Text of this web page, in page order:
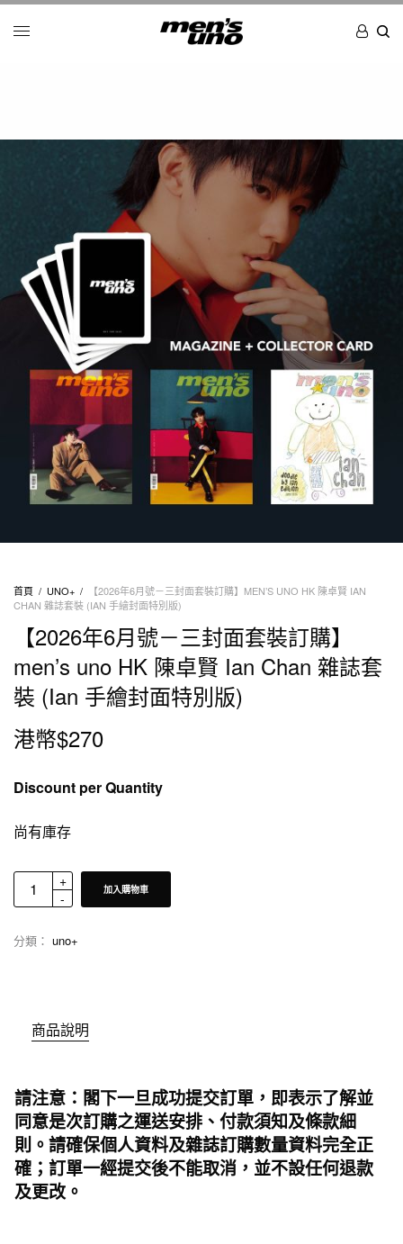
首頁 / UNO+ /
【2026年6月號－三封面套裝訂購】MEN’S UNO HK 陳卓賢 IAN
CHAN 雜誌套裝 (IAN 手繪封面特別版)
【2026年6月號－三封面套裝訂購】
men’s uno HK 陳卓賢 Ian Chan 雜誌套
裝 (Ian 手繪封面特別版)
港幣$270
Discount per Quantity
尚有庫存
加入購物車
分類： uno+
商品說明
請注意：閣下一旦成功提交訂單，即表示了解並
同意是次訂購之運送安排、付款須知及條款細
則。請確保個人資料及雜誌訂購數量資料完全正
確；訂單一經提交後不能取消，並不設任何退款
及更改。